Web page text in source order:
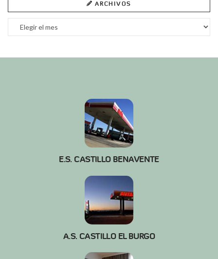
ARCHIVOS
Archivos
E.S. CASTILLO BENAVENTE
A.S. CASTILLO EL BURGO